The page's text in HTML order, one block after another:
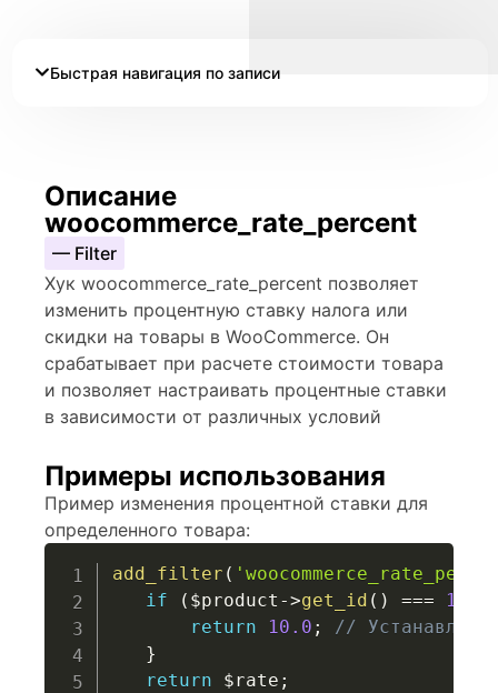
Быстрая навигация по записи
Описание
woocommerce_rate_percent
— Filter
Хук woocommerce_rate_percent позволяет
изменить процентную ставку налога или
скидки на товары в WooCommerce. Он
срабатывает при расчете стоимости товара
и позволяет настраивать процентные ставки
в зависимости от различных условий
Примеры использования
Пример изменения процентной ставки для
определенного товара:
add_filter (
if
( $product ->get_id ( ) === 123
return
10.0 ;
//
}
return
$rate ;